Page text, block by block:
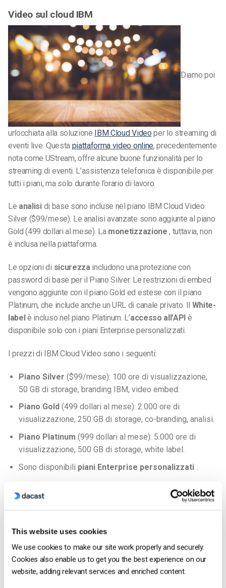
This website uses cookies
We use cookies to make our site work properly and securely.
Cookies also enable us to get you the best experience on our
website, adding relevant services and enriched content.
Video sul cloud IBM
Diamo poi
un’occhiata alla soluzione IBM Cloud Video per lo streaming di
eventi live. Questa piattaforma video online, precedentemente
nota come UStream, offre alcune buone funzionalità per lo
streaming di eventi. L’assistenza telefonica è disponibile per
tutti i piani, ma solo durante l’orario di lavoro.
Le analisi di base sono incluse nel piano IBM Cloud Video
Silver ($99/mese). Le analisi avanzate sono aggiunte al piano
Gold (499 dollari al mese). La monetizzazione, tuttavia, non
è inclusa nella piattaforma.
Le opzioni di sicurezza includono una protezione con
password di base per il Piano Silver. Le restrizioni di embed
vengono aggiunte con il piano Gold ed estese con il piano
Platinum, che include anche un URL di canale privato. Il White-
labelè incluso nel piano Platinum. L’accesso all’API è
disponibile solo con i piani Enterprise personalizzati.
I prezzi di IBM Cloud Video sono i seguenti:
Piano Silver ($99/mese): 100 ore di visualizzazione,
50 GB di storage, branding IBM, video embed.
Piano Gold (499 dollari al mese): 2.000 ore di
visualizzazione, 250 GB di storage, co-branding, analisi.
Piano Platinum (999 dollari al mese): 5.000 ore di
visualizzazione, 500 GB di storage, white label.
Sono disponibili piani Enterprise personalizzati
Brightcove
principalmente alle grandi aziende di marketing e alle imprese
che cercano un portale e una piattaforma video. Il loro prodotto
principale si chiama Video Cloud.